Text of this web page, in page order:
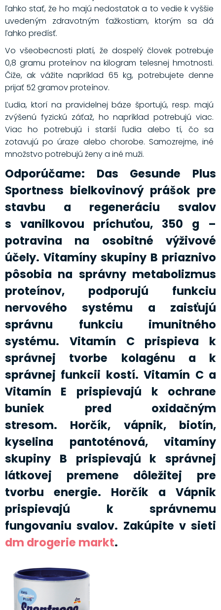
ľahko stať, že ho majú nedostatok a to vedie k vyššie
uvedeným zdravotným ťažkostiam, ktorým sa dá
ľahko predísť.
Vo všeobecnosti platí, že dospelý človek potrebuje
0,8 gramu proteínov na kilogram telesnej hmotnosti.
Čiže, ak vážite napríklad 65 kg, potrebujete denne
prijať 52 gramov proteínov.
Ľudia, ktorí na pravidelnej báze športujú, resp. majú
zvýšenú fyzickú záťaž, ho napríklad potrebujú viac.
Viac ho potrebujú i starší ľudia alebo tí, čo sa
zotavujú po úraze alebo chorobe. Samozrejme, iné
množstvo potrebujú ženy a iné muži.
Odporúčame: Das Gesunde Plus
Sportness bielkovinový prášok pre
stavbu a regeneráciu svalov
s vanilkovou príchuťou, 350 g –
potravina na osobitné výživové
účely. Vitamíny skupiny B priaznivo
pôsobia na správny metabolizmus
proteínov, podporujú funkciu
nervového systému a zaisťujú
správnu funkciu imunitného
systému. Vitamín C prispieva k
správnej tvorbe kolagénu a k
správnej funkcii kostí. Vitamín C a
Vitamín E prispievajú k ochrane
buniek pred oxidačným
stresom. Horčík, vápnik, biotín,
kyselina pantoténová, vitamíny
skupiny B prispievajú k správnej
látkovej premene dôležitej pre
tvorbu energie. Horčík a Vápnik
prispievajú k správnemu
fungovaniu svalov. Zakúpite v sieti
dm drogerie markt.